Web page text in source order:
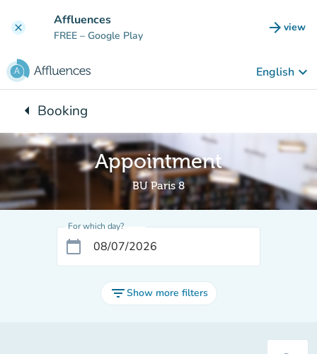
clear Affluences
FREE – Google Play arrow_forward view
(new
English keyboard_arrow_down
arrow_leftBack to:
Booking
Appointment
BU Paris 8
For which day?
calendar_today
filter_listShow more filters